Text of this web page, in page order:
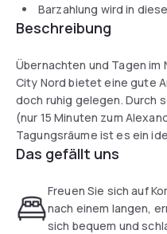
Barzahlung wird in
Beschreibung
Übernachten und Tagen im
City Nord bietet eine gute
doch ruhig gelegen. Durch
(nur 15 Minuten zum
Tagungsräume ist es ein
internationale Meetings.
Wohnkomfort.Unser Mini-
geöffnet .Die
ein.Preiswerte Parkplätze
Das gefällt uns
Freuen Sie sich auf
nach einem langen,
sich bequem und